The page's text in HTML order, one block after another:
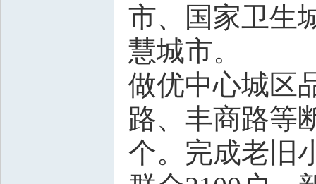
市、国家卫生
慧城市。
做优中心城区
路、丰商路等
个。完成老旧